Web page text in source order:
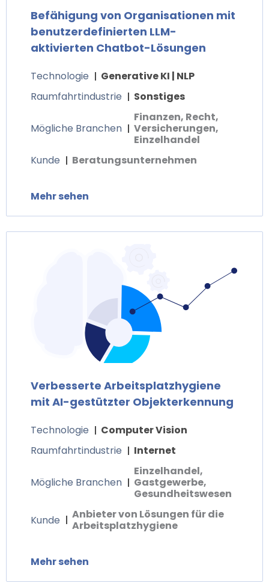
Befähigung von Organisationen mit
benutzerdefinierten LLM-
aktivierten Chatbot-Lösungen
Technologie
Generative KI | NLP
Raumfahrtindustrie
Sonstiges
Mögliche Branchen
Finanzen, Recht,
Versicherungen,
Einzelhandel
Kunde
Beratungsunternehmen
Mehr sehen
Verbesserte Arbeitsplatzhygiene
mit AI-gestützter Objekterkennung
Technologie
Computer Vision
Raumfahrtindustrie
Internet
Mögliche Branchen
Einzelhandel,
Gastgewerbe,
Gesundheitswesen
Kunde
Anbieter von Lösungen für die
Arbeitsplatzhygiene
Mehr sehen